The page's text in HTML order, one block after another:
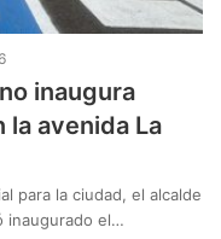
inaugura
la avenida La
para la ciudad, el alcalde
inaugurado el…